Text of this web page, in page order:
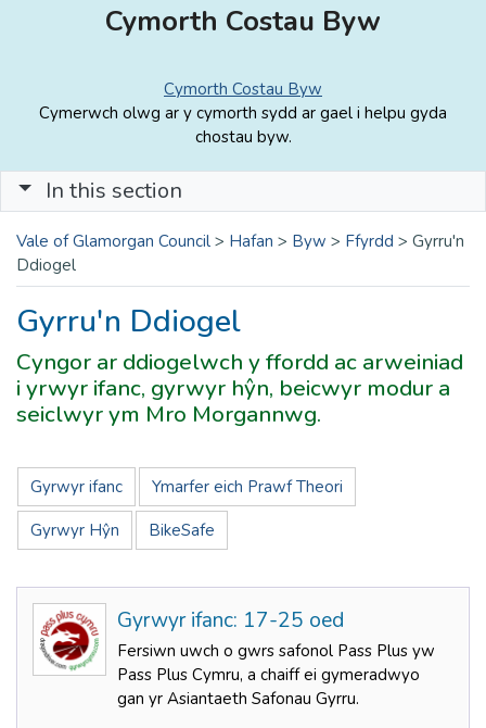
Cymorth Costau Byw
Cymorth Costau Byw
Cymerwch olwg ar y cymorth sydd ar gael i helpu gyda
chostau byw.
In this section
Vale of Glamorgan Council > Hafan > Byw > Ffyrdd > Gyrru'n
Ddiogel
Gyrru'n Ddiogel
Cyngor ar ddiogelwch y ffordd ac arweiniad
i yrwyr ifanc, gyrwyr hŷn, beicwyr modur a
seiclwyr ym Mro Morgannwg.
Gyrwyr ifanc
Ymarfer eich Prawf Theori
Gyrwyr Hŷn
BikeSafe
Gyrwyr ifanc: 17-25 oed
Fersiwn uwch o gwrs safonol Pass Plus yw
Pass Plus Cymru, a chaiff ei gymeradwyo
gan yr Asiantaeth Safonau Gyrru.